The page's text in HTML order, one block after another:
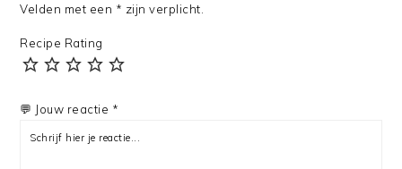
Velden met een * zijn verplicht.
Recipe Rating
💬 Jouw reactie *